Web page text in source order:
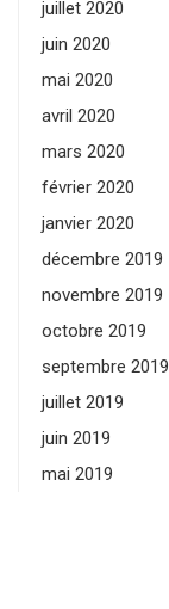
juillet 2020
juin 2020
mai 2020
avril 2020
mars 2020
février 2020
janvier 2020
décembre 2019
novembre 2019
octobre 2019
septembre 2019
juillet 2019
juin 2019
mai 2019